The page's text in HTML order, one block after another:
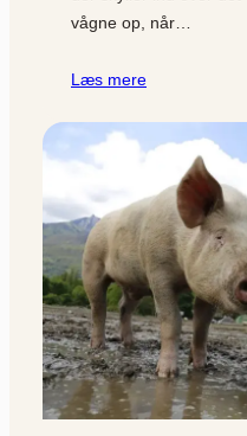
vågne op, når…
Læs mere